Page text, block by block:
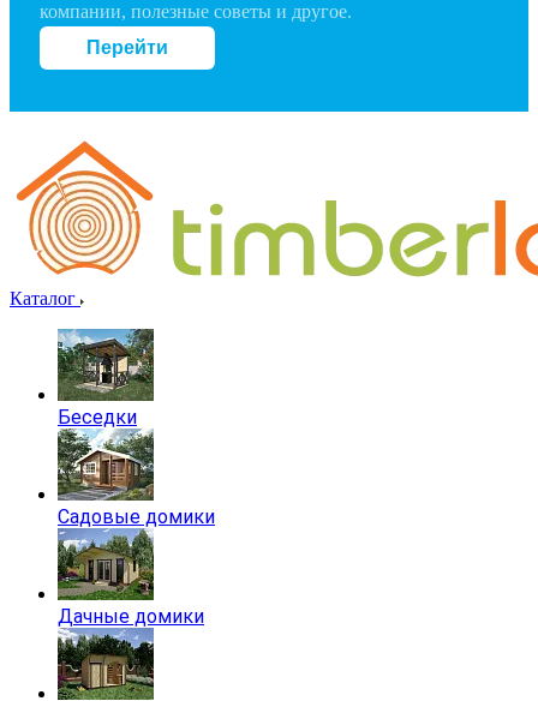
компании, полезные советы и другое.
Перейти
Каталог
Беседки
Садовые домики
Дачные домики